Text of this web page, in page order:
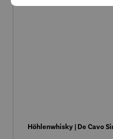
Höhlenwhisky | De Cavo